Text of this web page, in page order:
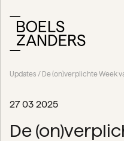
Updates / De (on)verplichte Week
27 03 2025
De